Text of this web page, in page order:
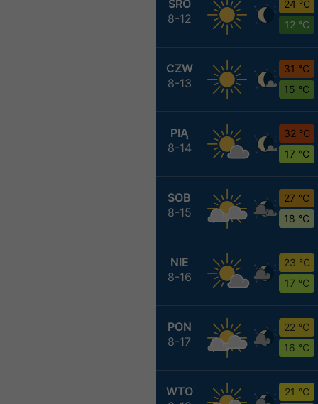
ŚRO
8-12
24 °C
12 °C
CZW
8-13
31 °C
15 °C
PIĄ
8-14
32 °C
17 °C
SOB
8-15
27 °C
18 °C
NIE
8-16
23 °C
17 °C
PON
8-17
22 °C
16 °C
WTO
21 °C